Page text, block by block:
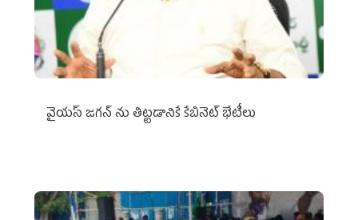
వైయ‌స్ జగన్‌ ను తిట్టడానికే కేబినెట్‌ భేటీలు